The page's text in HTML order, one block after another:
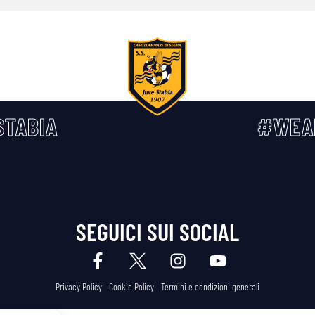
SEGUICI SUI SOCIAL
Privacy Policy Cookie Policy Termini e condizioni generali